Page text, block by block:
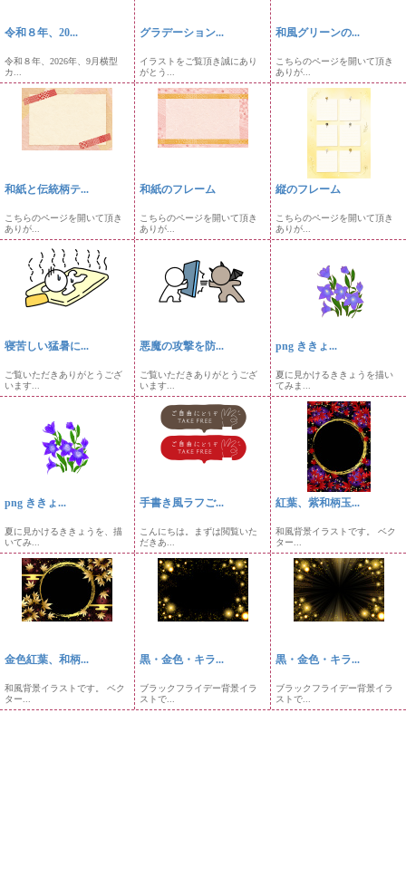
令和８年、20...
令和８年、2026年、9月横型
カ...
グラデーション...
イラストをご覧頂き誠にあり
がとう...
和風グリーンの...
こちらのページを開いて頂き
ありが...
和紙と伝統柄テ...
こちらのページを開いて頂き
ありが...
和紙のフレーム
こちらのページを開いて頂き
ありが...
縦のフレーム
こちらのページを開いて頂き
ありが...
寝苦しい猛暑に...
ご覧いただきありがとうござ
います...
悪魔の攻撃を防...
ご覧いただきありがとうござ
います...
png ききょ...
夏に見かけるききょうを描い
てみま...
png ききょ...
夏に見かけるききょうを、描
いてみ...
手書き風ラフご...
こんにちは。まずは閲覧いた
だきあ...
紅葉、紫和柄玉...
和風背景イラストです。 ベク
ター...
金色紅葉、和柄...
和風背景イラストです。 ベク
ター...
黒・金色・キラ...
ブラックフライデー背景イラ
ストで...
黒・金色・キラ...
ブラックフライデー背景イラ
ストで...